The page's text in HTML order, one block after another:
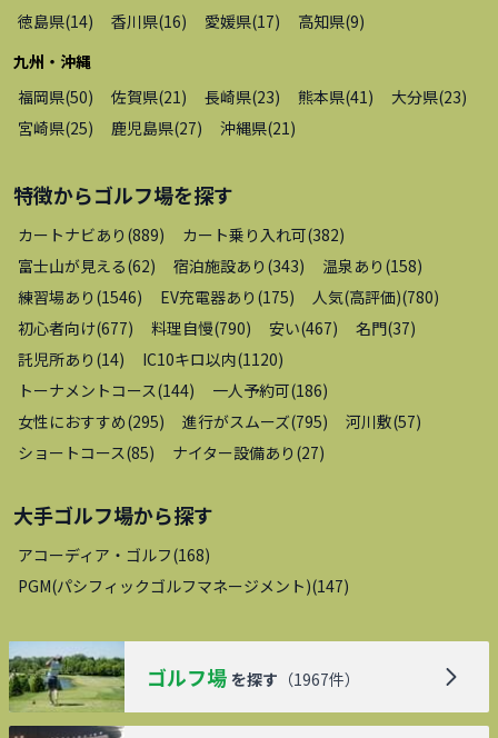
徳島県(14) 香川県(16) 愛媛県(17) 高知県(9)
九州・沖縄
福岡県(50) 佐賀県(21 ) 長崎県(23) 熊本県(41 ) 大分県(23)
宮崎県(25) 鹿児島県(27) 沖縄県(21 )
特徴からゴルフ場を探す
カートナビあり (889) カート乗り入れ可(382)
富士山が見える(62) 宿泊施設あり (343) 温泉あり (158)
練習場あり (1546) EV充電器あり (175) 人気(高評価)(780)
初心者向け(677) 料理自慢(790) 安い(467) 名門(37)
託児所あり (14) IC10キロ以内(1120)
トーナメントコース(144) 一人予約可(186)
女性におすすめ(295) 進行がスムーズ(795) 河川敷(57)
ショートコース(85) ナイター設備あり (27)
大手ゴルフ場から探す
アコーディア・ゴルフ(168)
PGM(パシフィックゴルフマネージメント)(147)
ゴルフ場 を探す （1967件）